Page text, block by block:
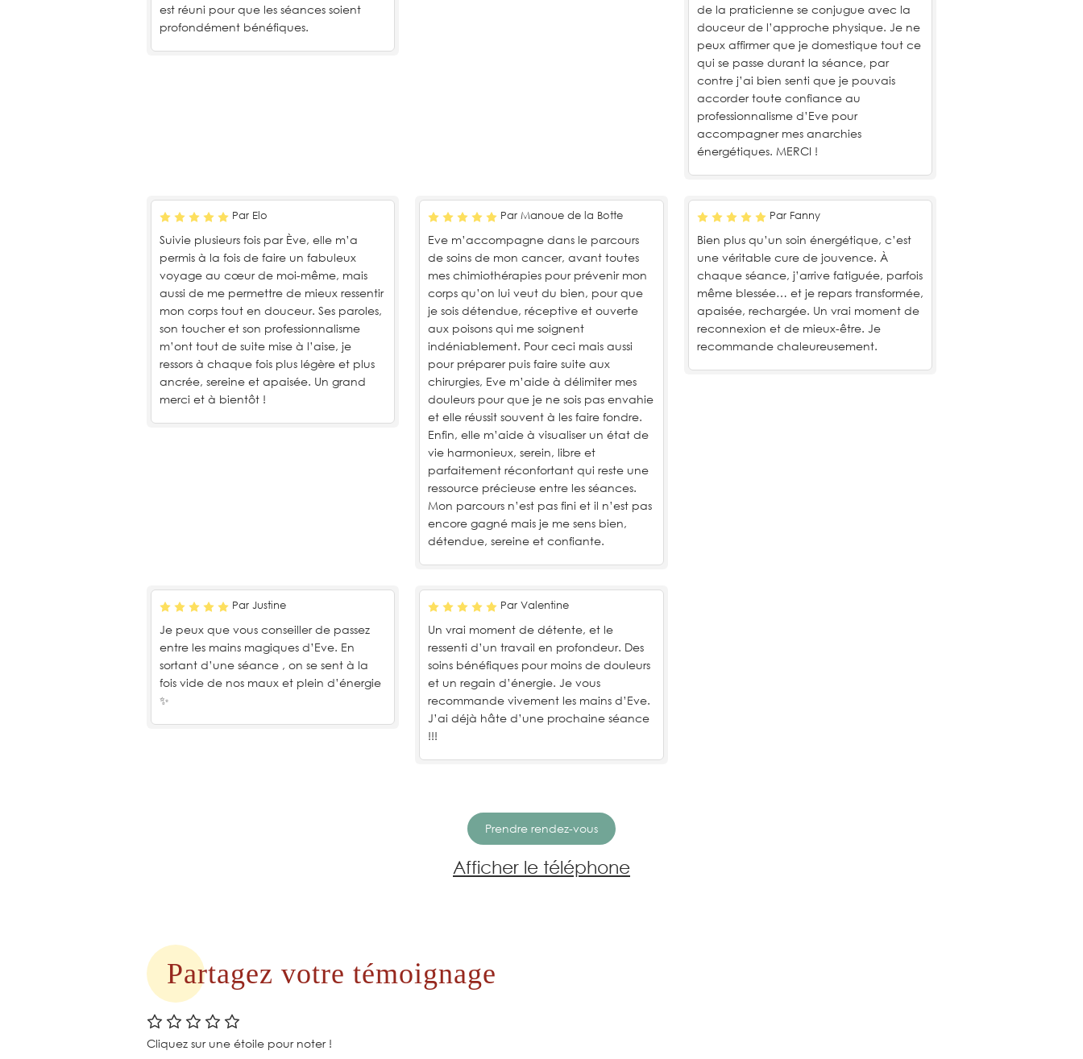
est réuni pour que les séances soient
profondément bénéfiques.
de la praticienne se conjugue avec la
douceur de l’approche physique. Je ne
peux affirmer que je domestique tout ce
qui se passe durant la séance, par
contre j’ai bien senti que je pouvais
accorder toute confiance au
professionnalisme d’Eve pour
accompagner mes anarchies
énergétiques. MERCI !
Par Elo
Suivie plusieurs fois par Ève, elle m’a
permis à la fois de faire un fabuleux
voyage au cœur de moi-même, mais
aussi de me permettre de mieux ressentir
mon corps tout en douceur. Ses paroles,
son toucher et son professionnalisme
m’ont tout de suite mise à l’aise, je
ressors à chaque fois plus légère et plus
ancrée, sereine et apaisée. Un grand
merci et à bientôt !
Par Manoue de la Botte
Eve m’accompagne dans le parcours
de soins de mon cancer, avant toutes
mes chimiothérapies pour prévenir mon
corps qu’on lui veut du bien, pour que
je sois détendue, réceptive et ouverte
aux poisons qui me soignent
indéniablement. Pour ceci mais aussi
pour préparer puis faire suite aux
chirurgies, Eve m’aide à délimiter mes
douleurs pour que je ne sois pas envahie
et elle réussit souvent à les faire fondre.
Enfin, elle m’aide à visualiser un état de
vie harmonieux, serein, libre et
parfaitement réconfortant qui reste une
ressource précieuse entre les séances.
Mon parcours n’est pas fini et il n’est pas
encore gagné mais je me sens bien,
détendue, sereine et confiante.
Par Fanny
Bien plus qu’un soin énergétique, c’est
une véritable cure de jouvence. À
chaque séance, j’arrive fatiguée, parfois
même blessée… et je repars transformée,
apaisée, rechargée. Un vrai moment de
reconnexion et de mieux-être. Je
recommande chaleureusement.
Par Justine
Je peux que vous conseiller de passez
entre les mains magiques d’Eve. En
sortant d’une séance , on se sent à la
fois vide de nos maux et plein d’énergie
✨
Par Valentine
Un vrai moment de détente, et le
ressenti d’un travail en profondeur. Des
soins bénéfiques pour moins de douleurs
et un regain d’énergie. Je vous
recommande vivement les mains d’Eve.
J’ai déjà hâte d’une prochaine séance
!!!
Prendre rendez-vous
Afficher le téléphone
Partagez votre témoignage
Cliquez sur une étoile pour noter !